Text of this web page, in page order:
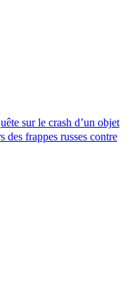
sur le crash d’un objet
des frappes russes contre